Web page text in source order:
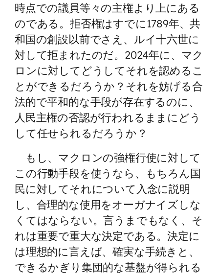
時点での議員等々の主権より上にある
のである。拒否権はすでに1789年、共
和国の創設以前でさえ、ルイ十六世に
対して拒まれたのだ。2024年に、マク
ロンに対してどうしてそれを認めるこ
とができるだろうか？それを妨げる合
法的で平和的な手段が存在するのに、
人民主権の否認が行われるままにどう
して任せられるだろうか？
もし、マクロンの強権行使に対して
この行動手段を使うなら、もちろん国
民に対してそれについて入念に説明
し、合理的な使用をオーガナイズしな
くてはならない。言うまでもなく、そ
れは重要で重大な決定である。決定に
は理想的に言えば、確実な手続きと、
できるかぎり集団的な基盤が得られる